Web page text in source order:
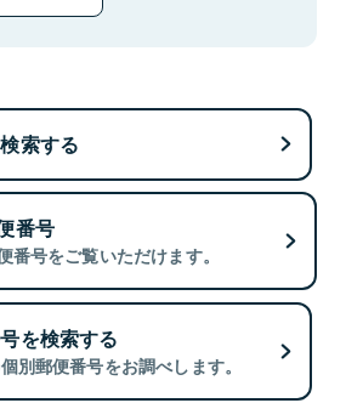
索する
番号
番号をご覧いただけます。
を検索する
別郵便番号をお調べします。